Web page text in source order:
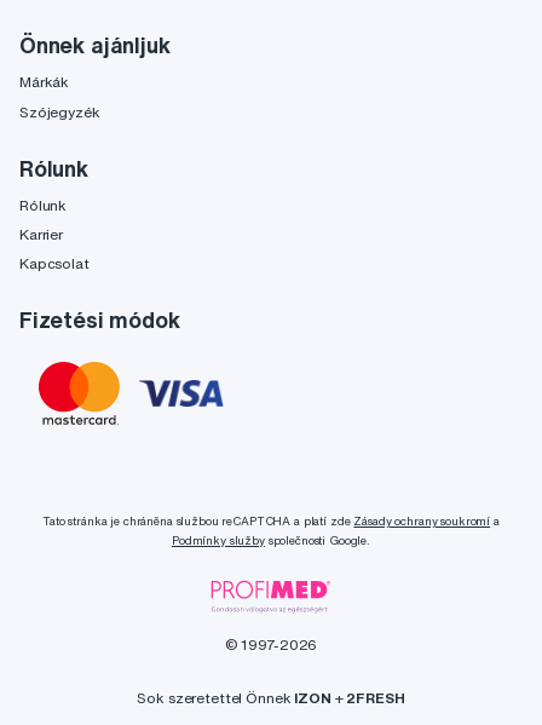
Önnek ajánljuk
Márkák
Szójegyzék
Rólunk
Rólunk
Karrier
Kapcsolat
Fizetési módok
Tato stránka je chráněna službou reCAPTCHA a platí zde Zásady ochrany soukromí a
Podmínky službyspolečnosti Google.
© 1997-2026
Sok szeretettel Önnek IZON + 2FRESH